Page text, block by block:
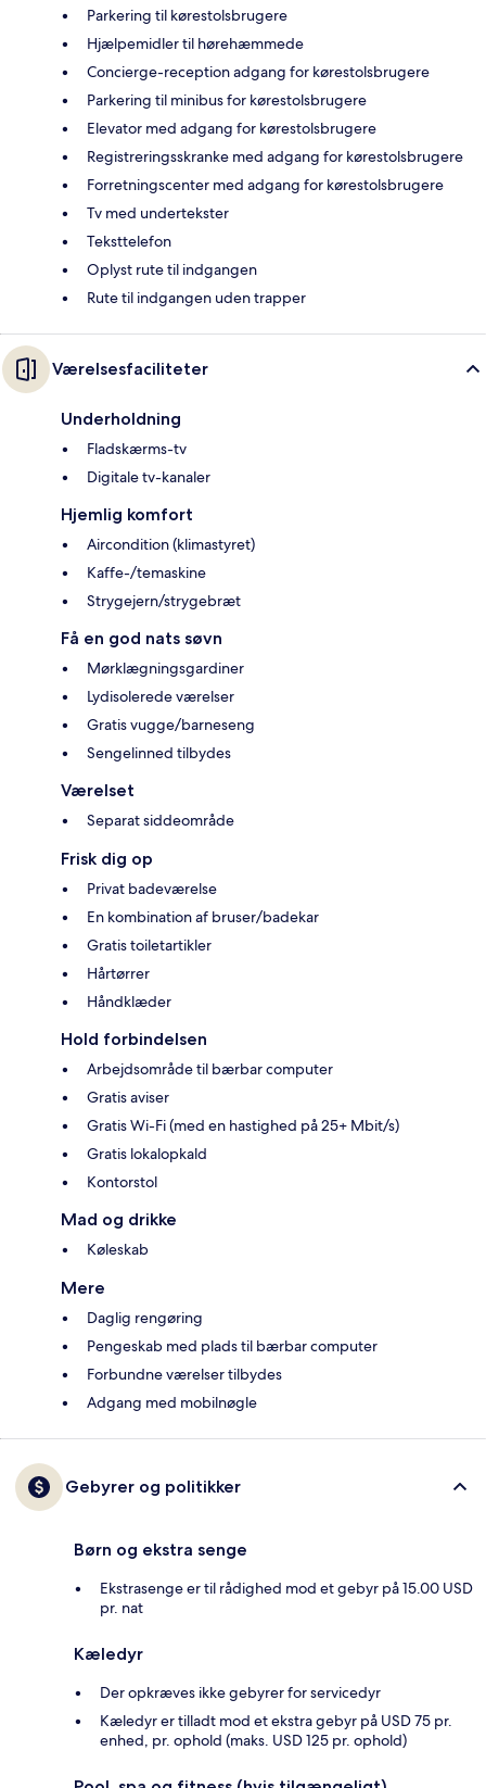
Parkering til kørestolsbrugere
Hjælpemidler til hørehæmmede
Concierge-reception adgang for kørestolsbrugere
Parkering til minibus for kørestolsbrugere
Elevator med adgang for kørestolsbrugere
Registreringsskranke med adgang for kørestolsbrugere
Forretningscenter med adgang for kørestolsbrugere
Tv med undertekster
Teksttelefon
Oplyst rute til indgangen
Rute til indgangen uden trapper
Værelsesfaciliteter
Underholdning
Fladskærms-tv
Digitale tv-kanaler
Hjemlig komfort
Aircondition (klimastyret)
Kaffe-/temaskine
Strygejern/strygebræt
Få en god nats søvn
Mørklægningsgardiner
Lydisolerede værelser
Gratis vugge/barneseng
Sengelinned tilbydes
Værelset
Separat siddeområde
Frisk dig op
Privat badeværelse
En kombination af bruser/badekar
Gratis toiletartikler
Hårtørrer
Håndklæder
Hold forbindelsen
Arbejdsområde til bærbar computer
Gratis aviser
Gratis Wi-Fi (med en hastighed på 25+ Mbit/s)
Gratis lokalopkald
Kontorstol
Mad og drikke
Køleskab
Mere
Daglig rengøring
Pengeskab med plads til bærbar computer
Forbundne værelser tilbydes
Adgang med mobilnøgle
Gebyrer og politikker
Børn og ekstra senge
Ekstrasenge er til rådighed mod et gebyr på 15.00 USD
pr. nat
Kæledyr
Der opkræves ikke gebyrer for servicedyr
Kæledyr er tilladt mod et ekstra gebyr på USD 75 pr.
enhed, pr. ophold (maks. USD 125 pr. ophold)